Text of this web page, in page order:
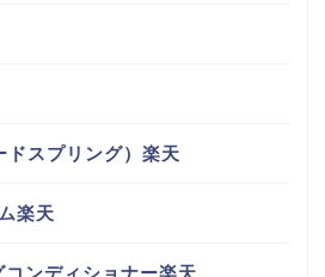
スプリング）楽天
楽天
ンディショナー楽天